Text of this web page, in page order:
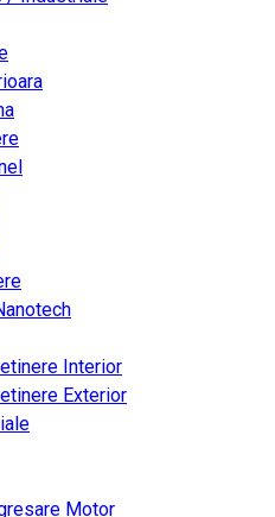
Interior
Exterior
Motor